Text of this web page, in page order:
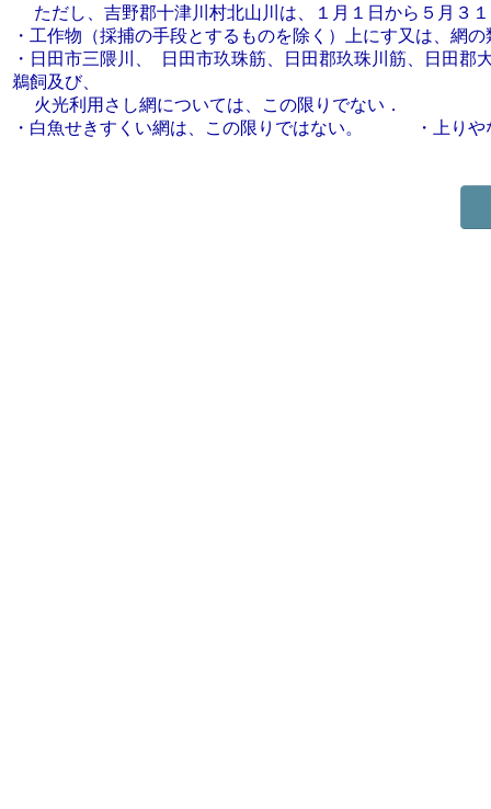
ただし、吉野郡十津川村北山川は、１月１日から
・工作物（採捕の手段とするものを除く）上にす又は
・日田市三隈川、 日田市玖珠筋、日田郡玖珠川筋、日田
鵜飼及び、
火光利用さし網については、この限りでない．
・白魚せきすくい網は、この限りではない。 ・上り